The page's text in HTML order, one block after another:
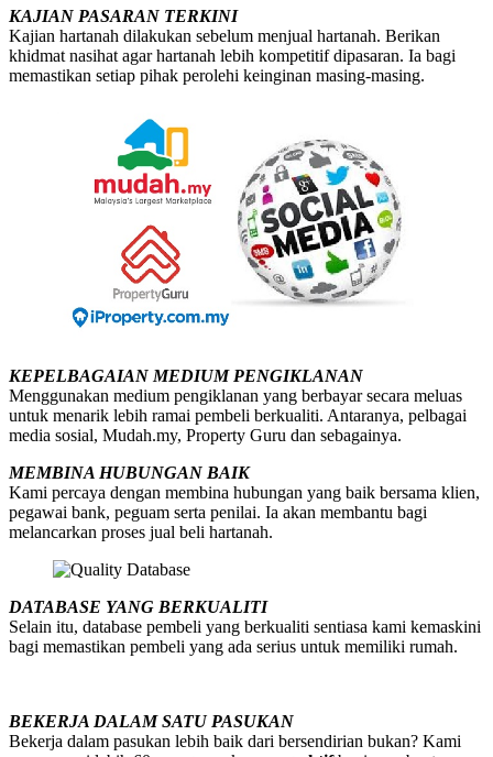
KAJIAN PASARAN TERKINI
Kajian hartanah dilakukan sebelum menjual hartanah. Berikan
khidmat nasihat agar hartanah lebih kompetitif dipasaran. Ia bagi
memastikan setiap pihak perolehi keinginan masing-masing.
KEPELBAGAIAN MEDIUM PENGIKLANAN
Menggunakan medium pengiklanan yang berbayar secara meluas
untuk menarik lebih ramai pembeli berkualiti. Antaranya, pelbagai
media sosial, Mudah.my, Property Guru dan sebagainya.
MEMBINA HUBUNGAN BAIK
Kami percaya dengan membina hubungan yang baik bersama klien,
pegawai bank, peguam serta penilai. Ia akan membantu bagi
melancarkan proses jual beli hartanah.
DATABASE YANG BERKUALITI
Selain itu, database pembeli yang berkualiti sentiasa kami kemaskini
bagi memastikan pembeli yang ada serius untuk memiliki rumah.
BEKERJA DALAM SATU PASUKAN
Bekerja dalam pasukan lebih baik dari bersendirian bukan? Kami